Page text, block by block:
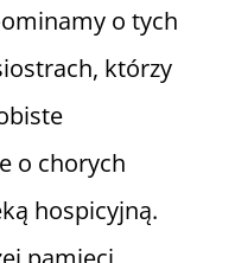
o tych
którzy
o chorych
hospicyjną.